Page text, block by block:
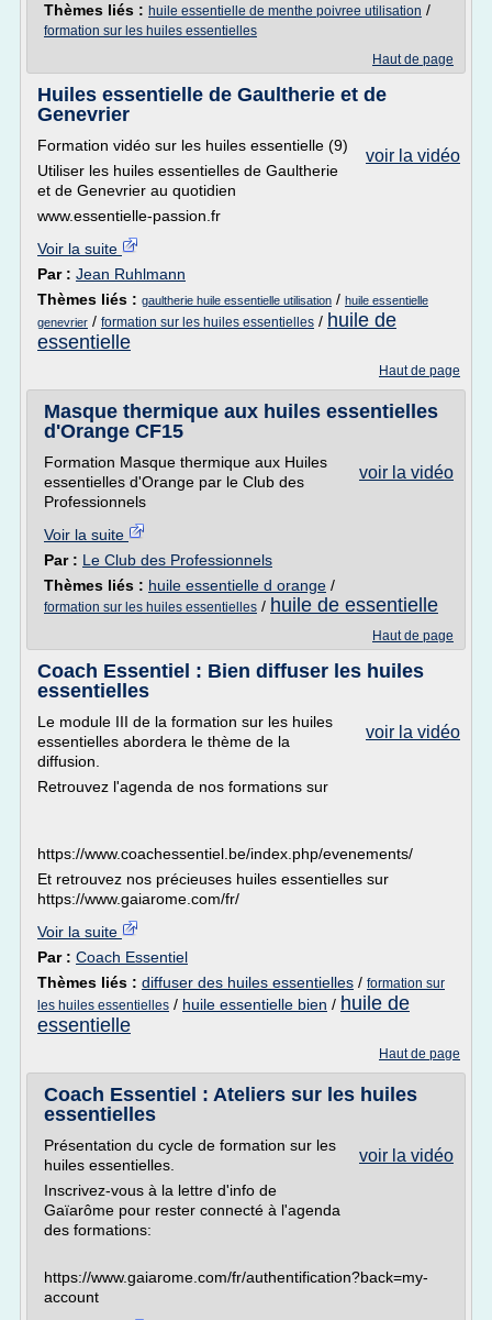
Thèmes liés : huile essentielle de menthe poivree utilisation /
formation sur les huiles essentielles
Haut de page
Huiles essentielle de Gaultherie et de
Genevrier
voir la vidéo
Formation vidéo sur les huiles essentielle (9)
Utiliser les huiles essentielles de Gaultherie
et de Genevrier au quotidien
www.essentielle-passion.fr
Voir la suite
Par : Jean Ruhlmann
Thèmes liés : gaultherie huile essentielle utilisation / huile essentielle
genevrier / formation sur les huiles essentielles / huile de
essentielle
Haut de page
Masque thermique aux huiles essentielles
d'Orange CF15
voir la vidéo
Formation Masque thermique aux Huiles
essentielles d'Orange par le Club des
Professionnels
Voir la suite
Par : Le Club des Professionnels
Thèmes liés : huile essentielle d orange /
formation sur les huiles essentielles / huile de essentielle
Haut de page
Coach Essentiel : Bien diffuser les huiles
essentielles
voir la vidéo
Le module III de la formation sur les huiles
essentielles abordera le thème de la
diffusion.
Retrouvez l'agenda de nos formations sur
https://www.coachessentiel.be/index.php/evenements/
Et retrouvez nos précieuses huiles essentielles sur
https://www.gaiarome.com/fr/
Voir la suite
Par : Coach Essentiel
Thèmes liés : diffuser des huiles essentielles / formation sur
les huiles essentielles / huile essentielle bien / huile de
essentielle
Haut de page
Coach Essentiel : Ateliers sur les huiles
essentielles
voir la vidéo
Présentation du cycle de formation sur les
huiles essentielles.
Inscrivez-vous à la lettre d'info de
Gaïarôme pour rester connecté à l'agenda
des formations:
https://www.gaiarome.com/fr/authentification?back=my-
account